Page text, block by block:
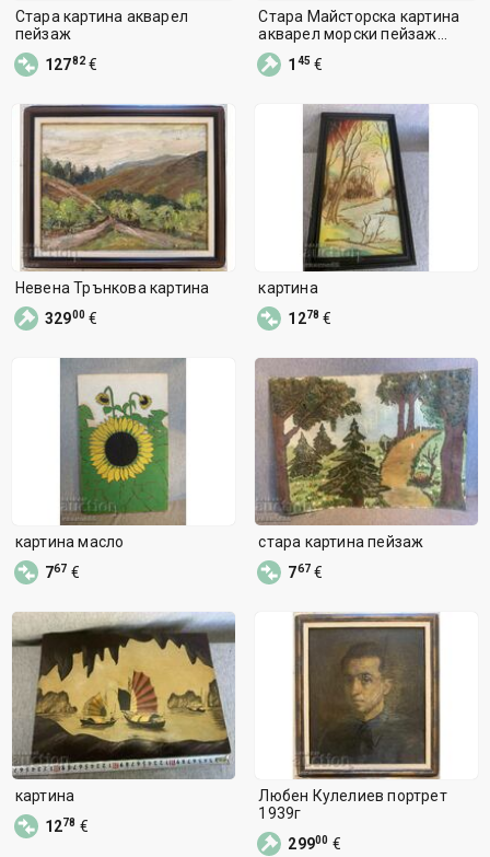
Стара картина акварел
пейзаж
12782€
Стара Майсторска картина
акварел морски пейзаж
Несебър
1 45 €
Невена Трънкова картина
32900€
картина
1278 €
картина масло
767 €
стара картина пейзаж
767 €
картина
1278 €
Любен Кулелиев портрет
1939г
29900 €